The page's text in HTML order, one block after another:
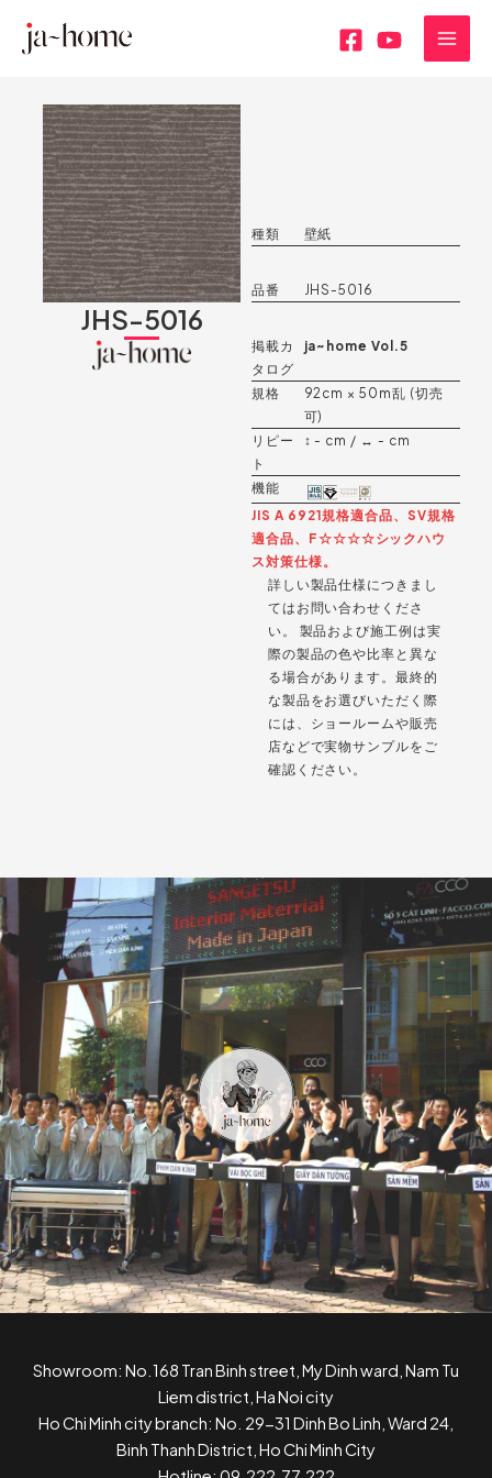
JHS-5016
種類 壁紙
品番 JHS-5016
掲載カ
タログ
ja~home Vol.5
規格
92cm × 50m乱 (切売
可)
リピー
ト
↕︎ - cm / ↔︎ - cm
機能
JIS A 6921規格適合品、SV規格
適合品、F☆☆☆☆シックハウ
ス対策仕様。
詳しい製品仕様につきまし
てはお問い合わせくださ
い。 製品および施工例は実
際の製品の色や比率と異な
る場合があります。最終的
な製品をお選びいただく際
には、ショールームや販売
店などで実物サンプルをご
確認ください。
Showroom: No.168 Tran Binh street, My Dinh ward, Nam Tu
Liem district, Ha Noi city
Ho Chi Minh city branch: No. 29-31 Dinh Bo Linh, Ward 24,
Binh Thanh District, Ho Chi Minh City